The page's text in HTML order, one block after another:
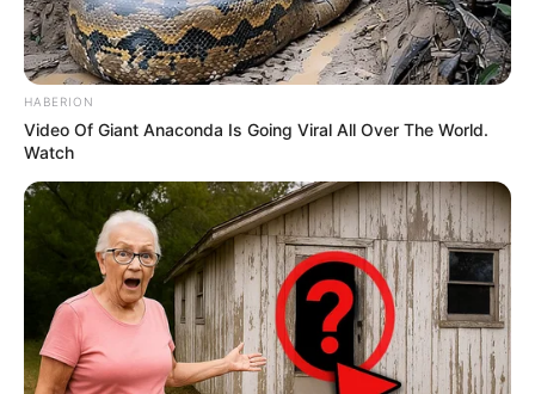
KRI Sampari 628 dengan meriam Bofors 40 mm di haluan.
Oleh pabrikannya, meriam A-220M dirancang untuk dipasang
pada kapal patroli atau kapal kombatan lain dengan bobot 250
ton. Keunikan dari meriam ini adalah munisinya dapat
menggunakan jenis yang sama dari meriam penangkis serangan
udara S-60 (53-UOR-281U HE), yang telah legendaris
dioperasikan Arhanud TNI AD.
HABERION
Video Of Giant Anaconda Is Going Viral All Over The World.
Watch